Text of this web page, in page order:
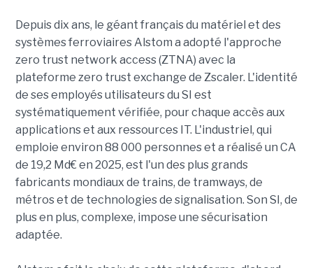
Depuis dix ans, le géant français du matériel et des
systèmes ferroviaires Alstom a adopté l'approche
zero trust network access (ZTNA) avec la
plateforme zero trust exchange de Zscaler. L'identité
de ses employés utilisateurs du SI est
systématiquement vérifiée, pour chaque accès aux
applications et aux ressources IT. L'industriel, qui
emploie environ 88 000 personnes et a réalisé un CA
de 19,2 Md€ en 2025, est l'un des plus grands
fabricants mondiaux de trains, de tramways, de
métros et de technologies de signalisation. Son SI, de
plus en plus, complexe, impose une sécurisation
adaptée.